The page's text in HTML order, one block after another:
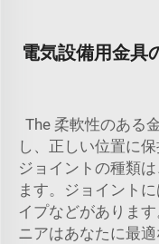
電気設備用金具
The 柔軟性のある
し、正しい位置に
ジョイントの種類
ます。ジョイント
イプなどがありま
ニアはあなたに最